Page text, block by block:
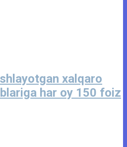
xalqaro
har oy 150 foiz